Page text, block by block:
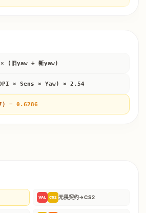
× (旧yaw ÷ 新yaw)
× Sens × Yaw) × 2.54
) = 0.6286
VAL CS2 无畏契约→CS2